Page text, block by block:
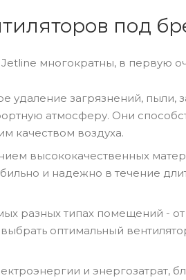
под
многократны, в первую
удаление загрязнений, пыли,
атмосферу. Они
качеством воздуха.
высококачественных
и надежно в течение
разных типах помещений -
оптимальный
и энергозатрат,